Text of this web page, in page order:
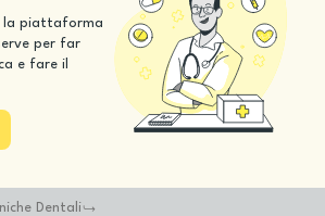
la piattaforma
per far
e fare il
Dentali